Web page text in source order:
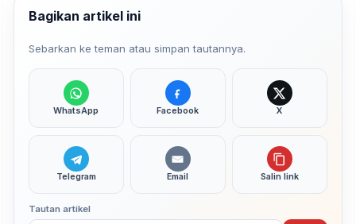
Bagikan artikel ini
Sebarkan ke teman atau simpan tautannya.
WhatsApp Facebook X
Telegram Email Salin link
Tautan artikel